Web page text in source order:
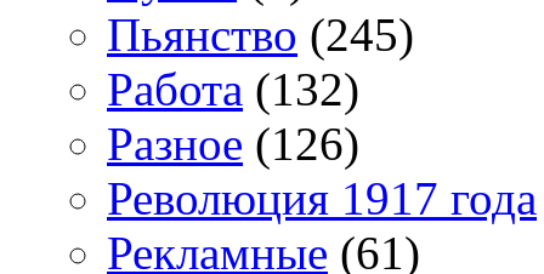
Пьянство (245)
Работа (132)
Разное (126)
Революция 1917 года
Рекламные (61)